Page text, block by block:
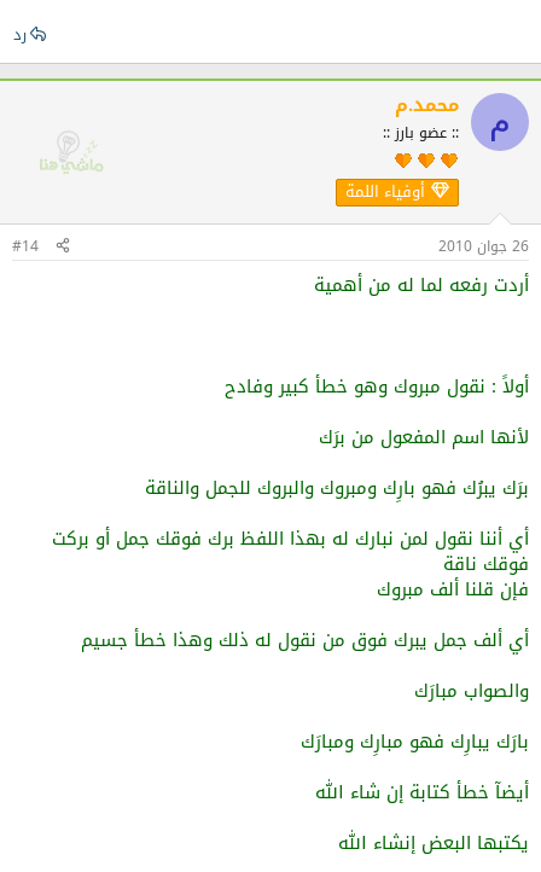
رد
م محمد.م
:: عضو بارز ::
أوفياء اللمة
26 جوان 2010 #14
أردت رفعه لما له من أهمية
أولاً : نقول مبروك وهو خطأ كبير وفادح
لأنها اسم المفعول من برَك
برَك يبرُك فهو بارِك ومبروك والبروك للجمل والناقة
أي أننا نقول لمن نبارك له بهذا اللفظ برك فوقك جمل أو بركت
فوقك ناقة
فإن قلنا ألف مبروك
أي ألف جمل يبرك فوق من نقول له ذلك وهذا خطأ جسيم
والصواب مبارَك
بارَك يبارِك فهو مبارِك ومبارَك
أيضآ خطأ كتابة إن شاء الله
يكتبها البعض إنشاء الله